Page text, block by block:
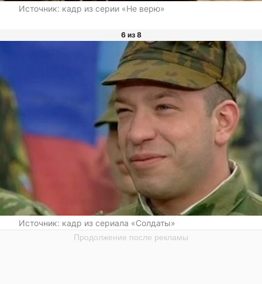
Источник: кадр из серии «Не верю»
6 из 8
Источник: кадр из сериала «Солдаты»